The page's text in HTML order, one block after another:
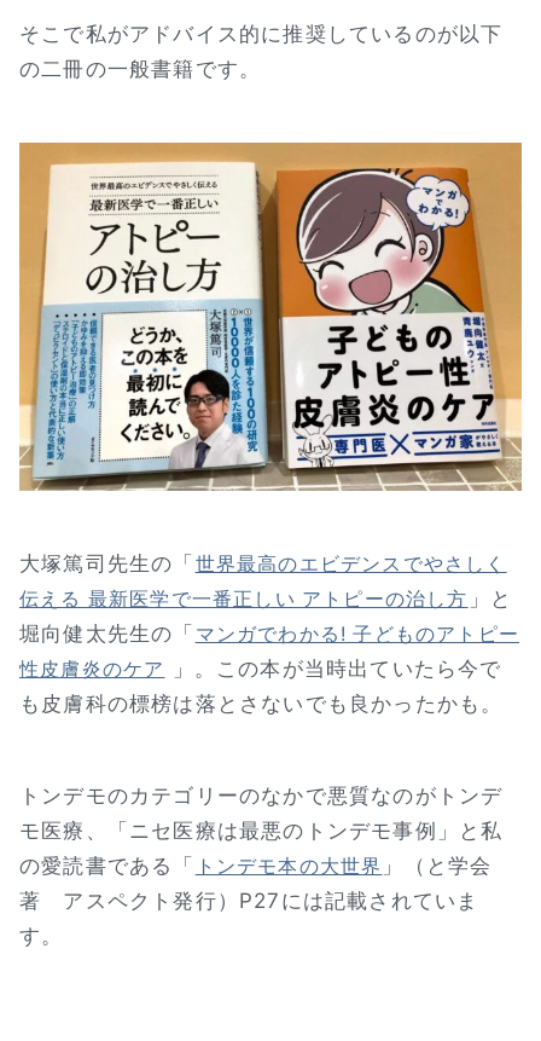
そこで私がアドバイス的に推奨しているのが以下
の二冊の一般書籍です。
大塚篤司先生の「 世界最高のエビデンスでやさしく
伝える 最新医学で一番正しい アトピーの治し方 」と
堀向健太先生の「 マンガでわかる! 子どものアトピー
性皮膚炎のケア
」。この本が当時出ていたら今で
も皮膚科の標榜は落とさないでも良かったかも。
トンデモのカテゴリーのなかで悪質なのがトンデ
モ医療、「ニセ医療は最悪のトンデモ事例」と私
の愛読書である「
トンデモ本の大世界 」（と学会
著 アスペクト発行）P27には記載されていま
す。